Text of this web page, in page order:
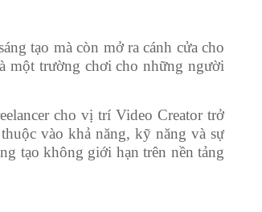
tạo mà còn mở ra cánh cửa cho
một trường chơi cho những người
cho vị trí Video Creator trở
vào khả năng, kỹ năng và sự
tạo không giới hạn trên nền tảng